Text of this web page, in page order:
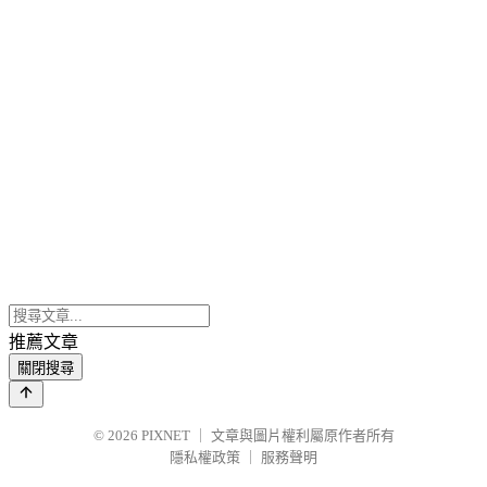
推薦文章
關閉搜尋
© 2026 PIXNET
文章與圖片權利屬原作者所有
隱私權政策
服務聲明